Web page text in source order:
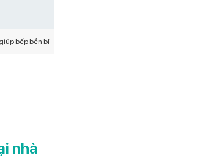
bếp bền bỉ
nhà